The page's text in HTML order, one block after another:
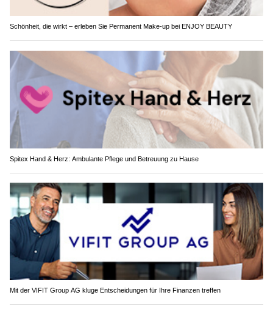
Schönheit, die wirkt – erleben Sie Permanent Make-up bei ENJOY BEAUTY
Spitex Hand & Herz: Ambulante Pflege und Betreuung zu Hause
Mit der VIFIT Group AG kluge Entscheidungen für Ihre Finanzen treffen